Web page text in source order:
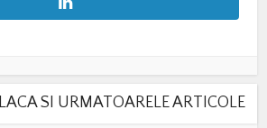
SI URMATOARELE ARTICOLE